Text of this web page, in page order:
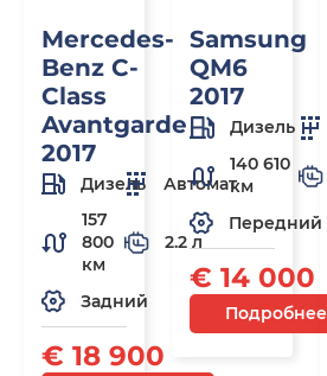
Mercedes-
Benz C-
Class
Avantgarde
2017
Дизель
Автомат
157
800
км
2.2 л
Задний
€ 18 900
Samsung
QM6
2017
Дизель
140 610
км
Передний
€ 14 000
Подробнее